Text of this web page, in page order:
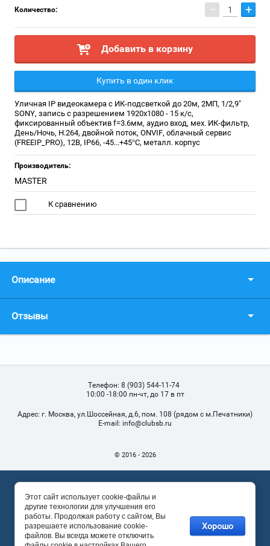
Количество: − +
Добавить в корзину
Купить в один клик
Уличная IP видеокамера с ИК-подсветкой до 20м, 2МП, 1/2,9"
SONY, запись с разрешением 1920x1080 - 15 к/с,
фиксированный объектив f=3.6мм, аудио вход, мех. ИК-фильтр,
День/Ночь, Н.264, двойной поток, ONVIF, облачный сервис
(FREEIP_PRO), 12В, IP66, -45...+45°С, металл. корпус
Производитель:
MASTER
К сравнению
Описание
Отзывы
Телефон: 8 (903) 544-11-74
10:00 -18:00 пн-чт, до 17 в пт
Адрес: г. Москва, ул.Шоссейная, д.6, пом. 108 (рядом с м.Печатники)
Е-mail: info@clubsb.ru
© 2016 - 2026
Этот сайт использует cookie-файлы и
другие технологии для улучшения его
работы. Продолжая работу с сайтом, Вы
разрешаете использование cookie-
файлов. Вы всегда можете отключить
Хорошо